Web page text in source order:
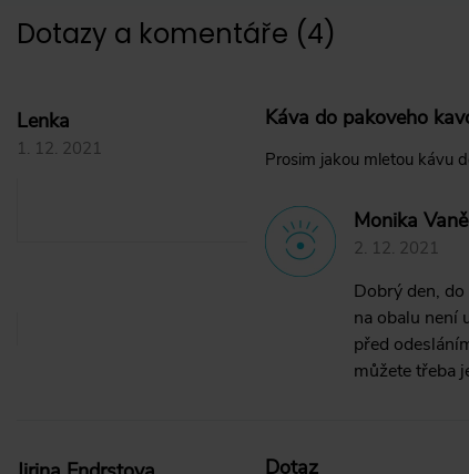
Dotazy a komentáře (4)
Lenka
1. 12. 2021
Káva do pakoveho
Prosim jakou mletou kávu
Monika
2. 12. 2021
Dobrý den,
na obalu není
před
můžete třeba
Dotaz